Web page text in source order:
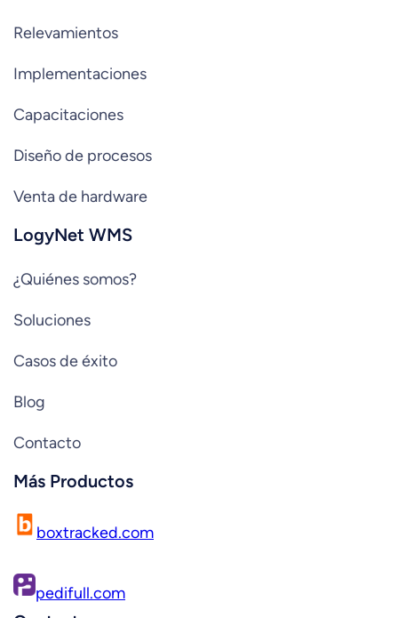
Relevamientos
Implementaciones
Capacitaciones
Diseño de procesos
Venta de hardware
LogyNet WMS
¿Quiénes somos?
Soluciones
Casos de éxito
Blog
Contacto
Más Productos
boxtracked.com
pedifull.com